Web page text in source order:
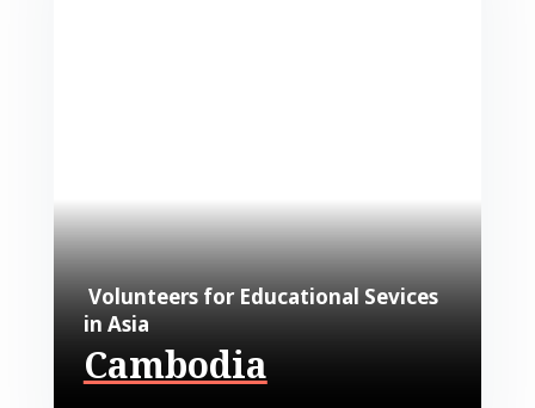
Volunteers for Educational Sevices
in Asia
Cambodia